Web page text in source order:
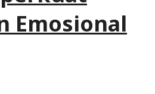
Emosional